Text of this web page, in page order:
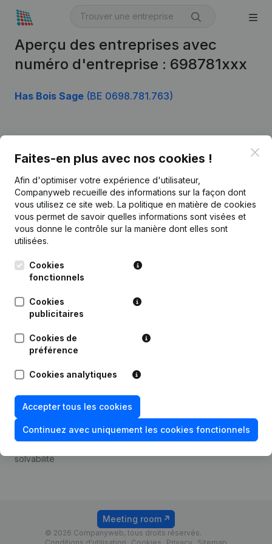
Aperçu des entreprises avec
numéro d'entreprise : 698781xxx
Has Bois Sage (BE 0698.781.763)
Faites-en plus avec nos cookies !
Afin d'optimiser votre expérience d'utilisateur,
Companyweb recueille des informations sur la façon dont
vous utilisez ce site web. La politique en matière de cookies
vous permet de savoir quelles informations sont visées et
vous donne le contrôle sur la manière dont elles sont
utilisées.
Cookies
fonctionnels
Cookies
publicitaires
Cookies de
préférence
Cookies analytiques
Accepter tous les cookies
Continuez avec uniquement les cookies fonctionnels
Français
Kantorenpark Everest
Leuvensesteenweg
1800 Vilvoorde
Informations d’entreprise
Monitoring
Recherche internationale
Prospection
Compliance et prévention
de la fraude
Consulter des comptes
Recherche de numéro de
TVA
solvabilité
Tarifs
© 2026 Companyweb, tous droits réservés.
Meeting room